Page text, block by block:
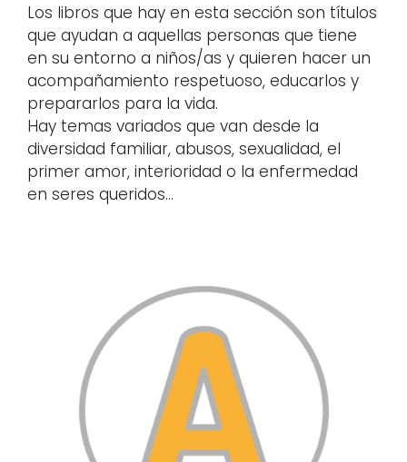
Los libros que hay en esta sección son títulos
que ayudan a aquellas personas que tiene
en su entorno a niños/as y quieren hacer un
acompañamiento respetuoso, educarlos y
prepararlos para la vida.
Hay temas variados que van desde la
diversidad familiar, abusos, sexualidad, el
primer amor, interioridad o la enfermedad
en seres queridos…